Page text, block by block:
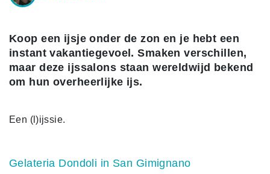
Koop een ijsje onder de zon en je hebt een
instant vakantiegevoel. Smaken verschillen,
maar deze ijssalons staan wereldwijd bekend
om hun overheerlijke ijs.
Een (l)ijssie.
Gelateria Dondoli in San Gimignano